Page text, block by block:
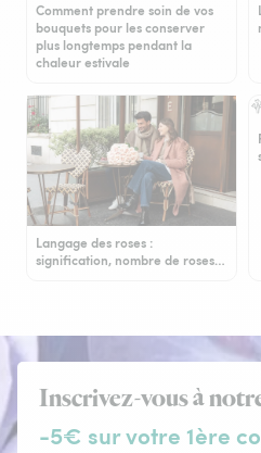
Comment prendre soin de vos
bouquets pour les conserver
plus longtemps pendant la
chaleur estivale
Langage des roses :
signification, nombre de roses…
Inscrivez-vous à
-5€ sur votre 1ère